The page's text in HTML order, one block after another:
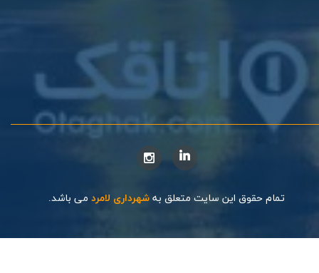
تمام حقوق این سایت متعلق به شهرداری لامرد می باشد.